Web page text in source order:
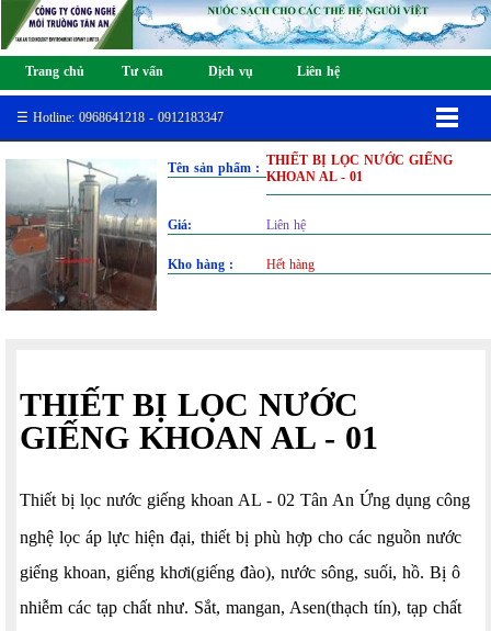
Trang chủ Tư vấn Dịch vụ Liên hệ
☰ Hotline: 0968641218 - 0912183347
Tên sản phẩm : THIẾT BỊ LỌC NƯỚC GIẾNG
KHOAN AL - 01
Giá: Liên hệ
Kho hàng : Hết hàng
THIẾT BỊ LỌC NƯỚC
GIẾNG KHOAN AL - 01
Thiết bị lọc nước giếng khoan AL - 02 Tân An Ứng dụng công
nghệ lọc áp lực hiện đại, thiết bị phù hợp cho các nguồn nước
giếng khoan, giếng khơi(giếng đào), nước sông, suối, hồ. Bị ô
nhiễm các tạp chất như. Sắt, mangan, Asen(thạch tín), tạp chất